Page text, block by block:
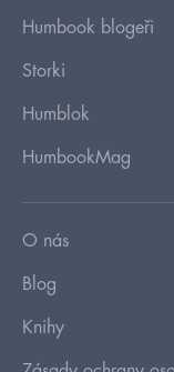
Humbook blogeři
Storki
Humblok
HumbookMag
O nás
Blog
Knihy